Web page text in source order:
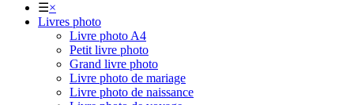
☰×
Livres photo
Livre photo A4
Petit livre photo
Grand livre photo
Livre photo de mariage
Livre photo de naissance